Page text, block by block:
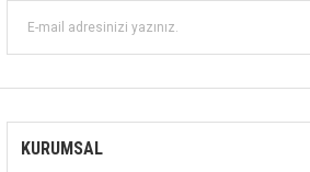
KURUMSAL